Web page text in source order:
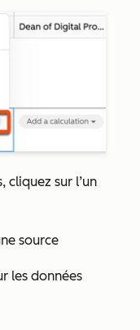
cliquez sur l’un
source
les données